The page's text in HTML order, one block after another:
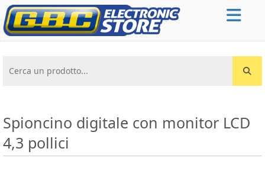
Cerca un prodotto...
Spioncino digitale con monitor LCD
4,3 pollici